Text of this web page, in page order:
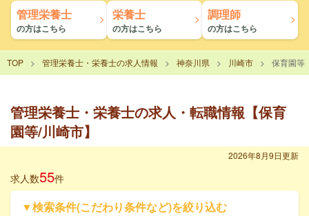
管理栄養士
の方はこちら
栄養士
の方はこちら
調理師
の方はこちら
TOP 管理栄養士・栄養士の求人情報 神奈川県 川崎市 保育園等
管理栄養士・栄養士の求人・転職情報【保育
園等/川崎市】
2026年8月9日更新
求人数55件
▼検索条件(こだわり条件など)を絞り込む